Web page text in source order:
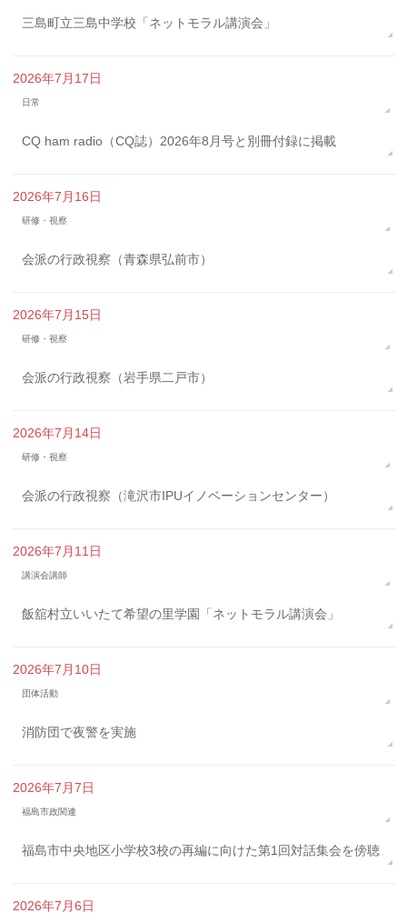
三島町立三島中学校「ネットモラル講演会」
2026年7月17日
日常
CQ ham radio（CQ誌）2026年8月号と別冊付録に掲載
2026年7月16日
研修・視察
会派の行政視察（青森県弘前市）
2026年7月15日
研修・視察
会派の行政視察（岩手県二戸市）
2026年7月14日
研修・視察
会派の行政視察（滝沢市IPUイノベーションセンター）
2026年7月11日
講演会講師
飯舘村立いいたて希望の里学園「ネットモラル講演会」
2026年7月10日
団体活動
消防団で夜警を実施
2026年7月7日
福島市政関連
福島市中央地区小学校3校の再編に向けた第1回対話集会を傍聴
2026年7月6日